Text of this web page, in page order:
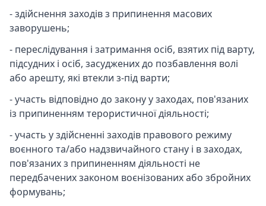
- здійснення заходів з припинення масових
заворушень;
- переслідування і затримання осіб, взятих під варту,
підсудних і осіб, засуджених до позбавлення волі
або арешту, які втекли з-під варти;
- участь відповідно до закону у заходах, пов'язаних
із припиненням терористичної діяльності;
- участь у здійсненні заходів правового режиму
воєнного та/або надзвичайного стану і в заходах,
пов'язаних з припиненням діяльності не
передбачених законом воєнізованих або збройних
формувань;